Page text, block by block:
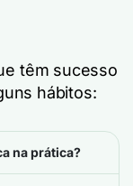
têm sucesso
hábitos:
na prática?